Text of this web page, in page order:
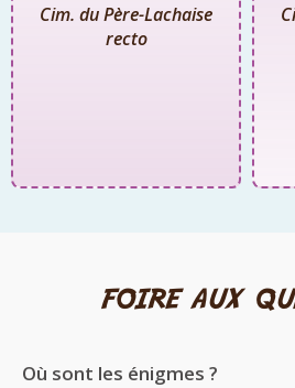
Cim. du Père-Lachaise
recto
foire aux
Où sont les énigmes ?